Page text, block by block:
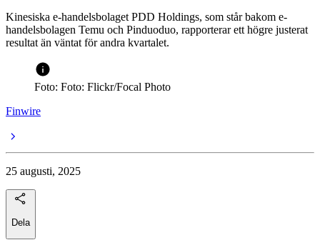
Kinesiska e-handelsbolaget PDD Holdings, som står bakom e-
handelsbolagen Temu och Pinduoduo, rapporterar ett högre justerat
resultat än väntat för andra kvartalet.
Foto: Foto: Flickr/Focal Photo
Finwire
25 augusti, 2025
Dela